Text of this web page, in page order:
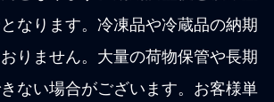
なります。冷凍品や冷蔵品の納期
りません。大量の荷物保管や長期
ない場合がございます。お客様単